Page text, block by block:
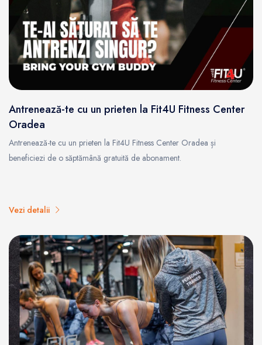
Antrenează-te cu un prieten la Fit4U Fitness Center
Oradea
Antrenează-te cu un prieten la Fit4U Fitness Center Oradea și
beneficiezi de o săptămână gratuită de abonament.
Vezi detalii